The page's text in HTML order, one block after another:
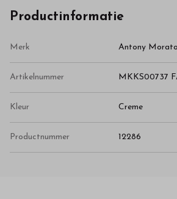
Productinformatie
Merk Antony Morato
Artikelnummer MKKS00737
Kleur Creme
Productnummer 12286